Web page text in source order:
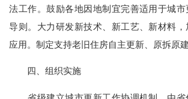
法工作。鼓励各地因地制宜完善适用于城
导则。大力研发新技术、新工艺、新材料
应用。制定支持老旧住房自主更新、原拆原
四、组织实施